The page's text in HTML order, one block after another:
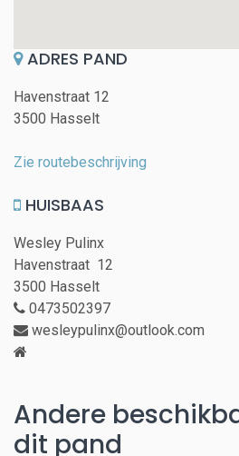
ADRES PAND
Havenstraat 12
3500 Hasselt
Zie routebeschrijving
HUISBAAS
Wesley Pulinx
Havenstraat 12
3500 Hasselt
0473502397
wesleypulinx@outlook.com
Andere
dit pand